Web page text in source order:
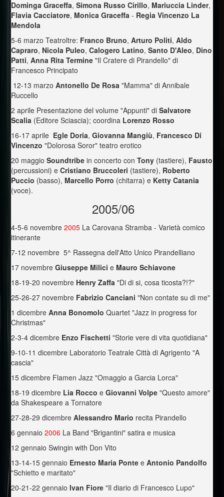
Dominga Graceffa, Simona Russo Cirillo, Mariuccia Linder,
Flavia Cacciatore, Monica Graceffa - Regia Vincenzo La
Mendola
5-6 marzo Teatroltre: Franco Bruno,Arturo Politi,Aldo
Capraro, Nicola Puleo,Calogero Latino,Santo D'Aleo, Dino
Patti,Anna Rita Termine"Il Cratere di Pirandello" di
Francesco Principato
12-13 marzoAntonello De Rosa"Mamma" di Annibale
Ruccello
2 aprile Presentazione del volume "Appunti" diSalvatore
Scalia (Editore Sciascia); coordina Lorenzo Rosso
16-17 aprile Egle Doria,Giovanna Mangiù, Francesco Di
Vincenzo"Dolorosa Soror" teatro erotico
20 maggioSoundtribe in concerto conTony (tastiere), Fausto
(percussioni) eCristiano Bruccoleri (tastiere), Roberto
Puccio (basso), Marcello Porro (chitarra) e Ketty Catania
(voce).
2005/06
4-5-6 novembre2005 La Carovana Stramba - Varietà comico
itinerante
7-12 novembre 5^ Rassegna dell'Atto Unico Pirandelliano
17 novembreGiuseppe Milicie Mauro Schiavone
18-19-20 novembre Henry Zaffa"Di di si, cosa ticosta?!?"
25-26-27 novembre Fabrizio Canciani"Non contate su di me"
1 dicembreAnna BonomoloQuartet "Jazz in progress for
Christmas"
2-3-4 dicembre Enzo Fischetti"Storie vere di vita quotidiana"
9-10-11 dicembre Laboratorio Teatrale Città di Agrigento "A
cascia"
15 dicembre Flamen Jazz "Omaggio a Garcia Lorca"
18-19 dicembre Lia RoccoeGiovanni Volpe"Questo amore"
da Shakespeare a Tornatore
27-28-29 dicembreAlessandro Mario recita Pirandello
6 gennaio2006 La Band "Brigantini" satira e musica
12 gennaio Swingin with Don Vito
13-14-15 gennaio Ernesto Maria PonteeAntonio Pandolfo
"Schietto e maritato"
20-21-22 gennaioIvan Fiore"Il diario di Francesco Lupo"